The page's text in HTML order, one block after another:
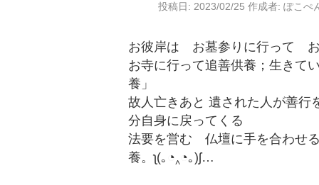
投稿日: 2023/02/25 作成者: ぽこぺ
お彼岸は お墓参りに行って お
お寺に行って追善供養；生きて
養」
故人亡きあと 遺された人が善行
分自身に戻ってくる
法要を営む 仏壇に手を合わせ
養。ʅ(｡◔‸◔｡)ʃ…